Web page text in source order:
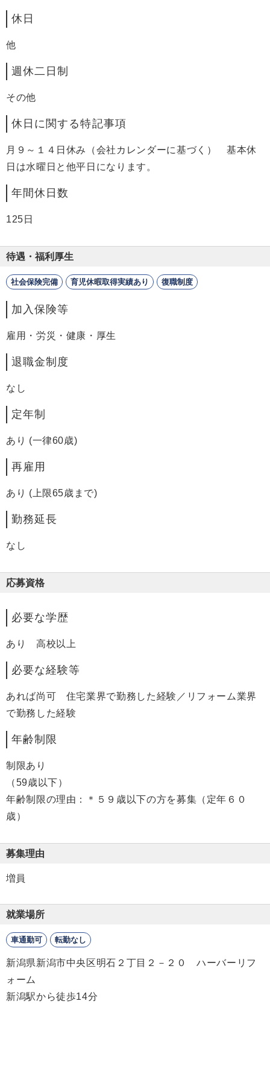
休日
他
週休二日制
その他
休日に関する特記事項
月９～１４日休み（会社カレンダーに基づく） 基本休
日は水曜日と他平日になります。
年間休日数
125日
待遇・福利厚生
社会保険完備 育児休暇取得実績あり 復職制度
加入保険等
雇用・労災・健康・厚生
退職金制度
なし
定年制
あり (一律60歳)
再雇用
あり (上限65歳まで)
勤務延長
なし
応募資格
必要な学歴
あり 高校以上
必要な経験等
あれば尚可 住宅業界で勤務した経験／リフォーム業界
で勤務した経験
年齢制限
制限あり
（59歳以下）
年齢制限の理由：＊５９歳以下の方を募集（定年６０
歳）
募集理由
増員
就業場所
車通勤可 転勤なし
新潟県新潟市中央区明石２丁目２－２０ ハーバーリフ
ォーム
新潟駅から徒歩14分